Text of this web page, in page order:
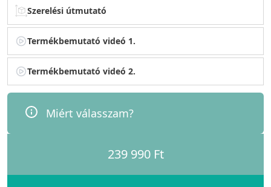
Szerelési útmutató
Termékbemutató videó 1.
Termékbemutató videó 2.
Miért válasszam?
239 990 Ft